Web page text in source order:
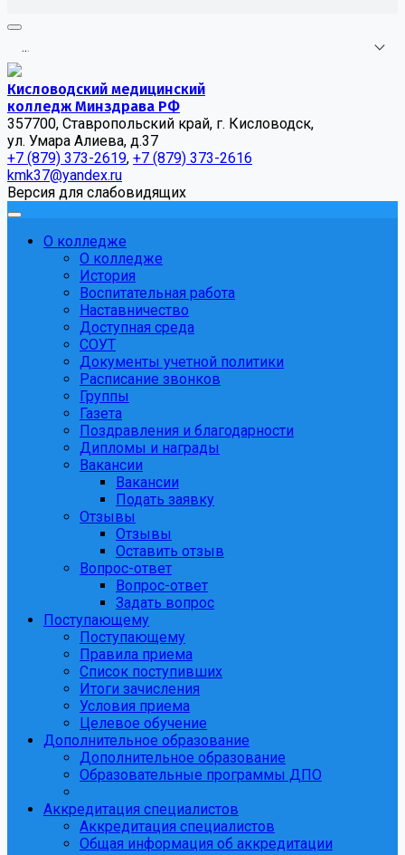
...
Кисловодский медицинский
колледж Минздрава РФ
357700, Ставропольский край, г. Кисловодск,
ул. Умара Алиева, д.37
+7 (879) 373-2619, +7 (879) 373-2616
kmk37@yandex.ru
Версия для слабовидящих
О колледже
О колледже
История
Воспитательная работа
Наставничество
Доступная среда
СОУТ
Документы учетной политики
Расписание звонков
Группы
Газета
Поздравления и благодарности
Дипломы и награды
Вакансии
Вакансии
Подать заявку
Отзывы
Отзывы
Оставить отзыв
Вопрос-ответ
Вопрос-ответ
Задать вопрос
Поступающему
Поступающему
Правила приема
Список поступивших
Итоги зачисления
Условия приема
Целевое обучение
Дополнительное образование
Дополнительное образование
Образовательные программы ДПО
Аккредитация специалистов
Аккредитация специалистов
Общая информация об аккредитации